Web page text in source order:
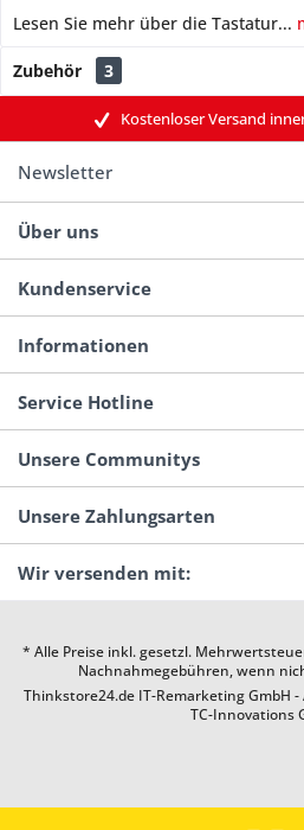
Lesen Sie mehr über die Tastatur...
Zubehör 3
Kostenloser Versand
Newsletter
Über uns
Kundenservice
Informationen
Service Hotline
Unsere Communitys
Unsere Zahlungsarten
Wir versenden mit:
* Alle Preise inkl. gesetzl.
Nachnahmegebühren, wenn
Thinkstore24.de IT-Remarketing GmbH -
TC-Innovations